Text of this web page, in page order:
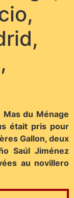
Mas du Ménage
était pris pour
Gallon, deux
Saúl Jiménez
au novillero